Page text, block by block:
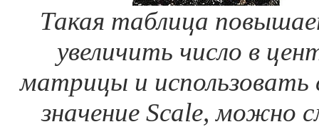
Такая таблица
увеличить число в
матрицы и
значение Scale, можно